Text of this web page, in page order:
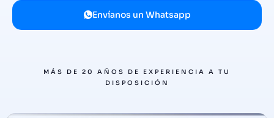
Envíanos un Whatsapp
MÁS DE 20 AÑOS DE EXPERIENCIA A TU
DISPOSICIÓN